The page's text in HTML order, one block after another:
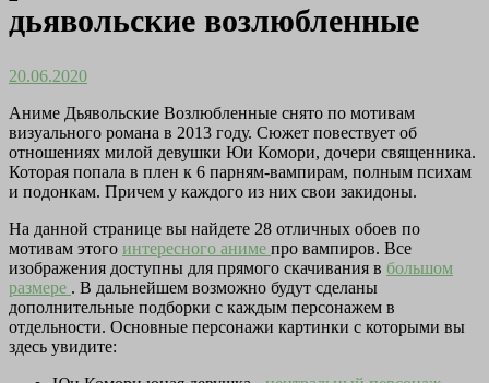
дьявольские возлюбленные
20.06.2020
Аниме Дьявольские Возлюбленные снято по мотивам
визуального романа в 2013 году. Сюжет повествует об
отношениях милой девушки Юи Комори, дочери священника.
Которая попала в плен к 6 парням-вампирам, полным психам
и подонкам. Причем у каждого из них свои закидоны.
На данной странице вы найдете 28 отличных обоев по
мотивам этого интересного аниме про вампиров. Все
изображения доступны для прямого скачивания в большом
размере . В дальнейшем возможно будут сделаны
дополнительные подборки с каждым персонажем в
отдельности. Основные персонажи картинки с которыми вы
здесь увидите: